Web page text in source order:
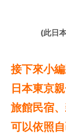
(此日
接下來小
日本東京
旅館民宿
可以依照